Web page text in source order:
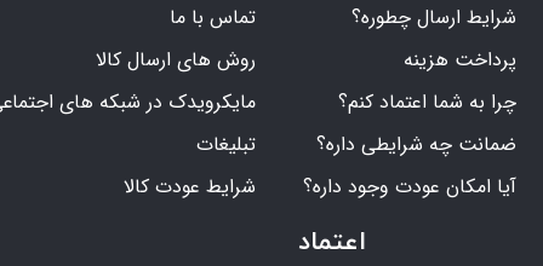
شرایط ارسال چطوره؟
پرداخت هزینه
چرا به شما اعتماد کنم؟
ضمانت چه شرایطی داره؟
آیا امکان عودت وجود داره؟
اعتماد
تماس با ما
روش های ارسال کالا
مایکرویدک در شبکه های
تبلیغات
شرایط عودت کالا